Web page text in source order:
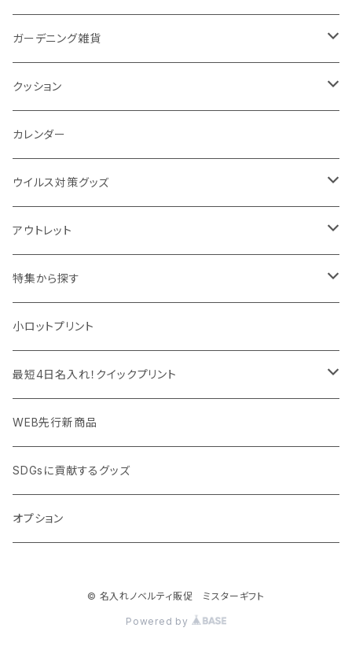
カスタムデザイン
付箋
トレイ
パットカバー、ブックカバー
IDケース、パスケース、コインケース
デスク周辺
付属ライト
ランタン
非常食
モバイルリング
アクセサリー・スマホケース
タッチペン
USBケーブル・ハブ
イヤホン・ヘッドフォン
マウスパッド
モバイル周辺グッズ
PC周辺グッズ
ケース付きミラー
手持ちミラー
ビューティー雑貨
フォトフレーム、スタンド
キーホルダー
時計
ブランケット
ネックウォーマー
マフラー・ストール
ガーデニング雑貨
F.O.B COOP
クッション
折りたたみクッション
カレンダー
ウイルス対策グッズ
除菌グッズ
パーテーション
マスク・フェイスシールド
測定・測量用品
加湿器・オゾン発生器
ウイルス対策消耗品
ウイルス対策備品
アウトレット
アウトレット
ドリンクフェア
ボトル・タンブラー
ポーチ・巾着
タオル・ブランケット
その他雑貨品
特集から探す
エンタメグッズ・イベント会場物販品
ご当地グッズ・オリジナルお土産品
フルカラー印刷ノベルティ
予算消化・備品におすすめグッズ
展示会・説明会ノベルティ
小ロットプリント
最短4日名入れ！クイックプリント
クイック印刷対応トートバッグ・エコバッグ
クイック印刷対応ポーチ・巾着
クイック印刷対応ボトル
WEB先行新商品
SDGsに貢献するグッズ
オプション
© 名入れノベルティ販促 ミスターギフト
Powered by